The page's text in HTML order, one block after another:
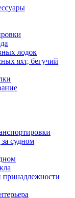
лодок
яхт, бегучий
судном